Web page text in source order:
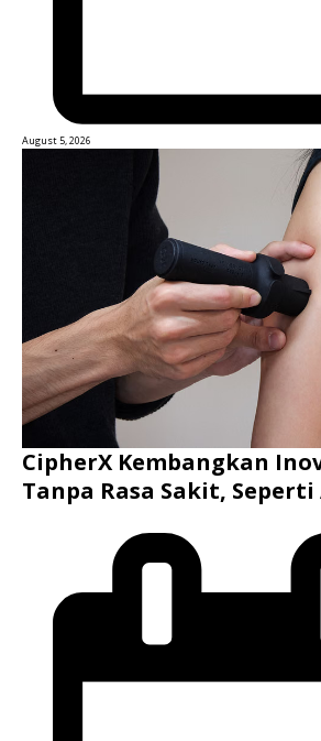
August 5, 2026
CipherX Kembangkan
Tanpa Rasa Sakit, Seperti